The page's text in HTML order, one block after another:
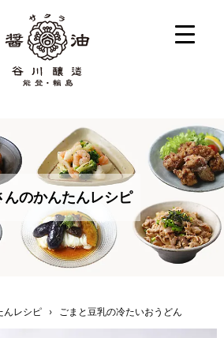
んのかんたんレシピ
んレシピ › ごまと豆乳の冷たいおうどん